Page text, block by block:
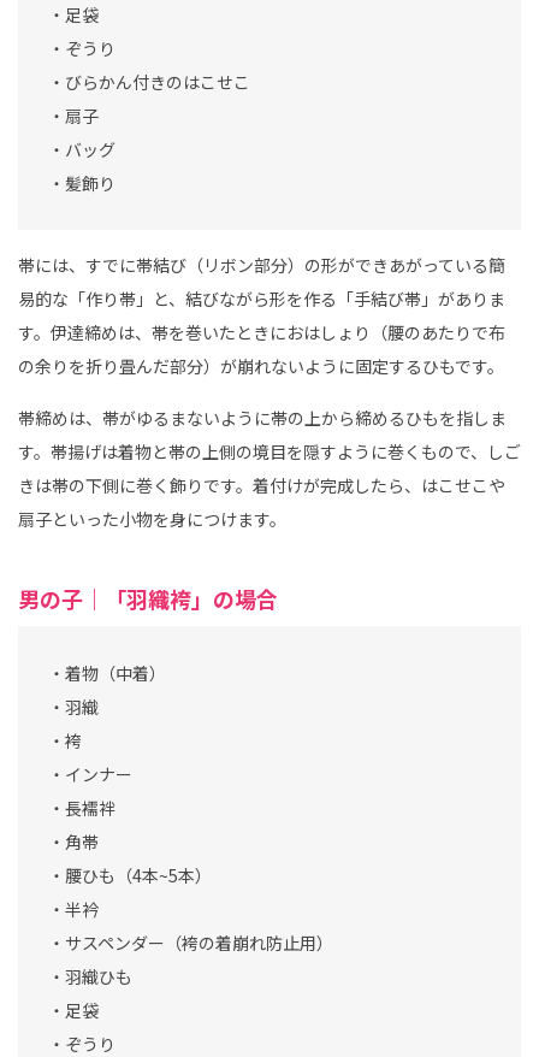
・足袋
・ぞうり
・びらかん付きのはこせこ
・扇子
・バッグ
・髪飾り
帯には、すでに帯結び（リボン部分）の形ができあがっている簡
易的な「作り帯」と、結びながら形を作る「手結び帯」がありま
す。伊達締めは、帯を巻いたときにおはしょり（腰のあたりで布
の余りを折り畳んだ部分）が崩れないように固定するひもです。
帯締めは、帯がゆるまないように帯の上から締めるひもを指しま
す。帯揚げは着物と帯の上側の境目を隠すように巻くもので、しご
きは帯の下側に巻く飾りです。着付けが完成したら、はこせこや
扇子といった小物を身につけます。
男の子｜「羽織袴」の場合
・着物（中着）
・羽織
・袴
・インナー
・長襦袢
・角帯
・腰ひも（4本~5本）
・半衿
・サスペンダー（袴の着崩れ防止用）
・羽織ひも
・足袋
・ぞうり